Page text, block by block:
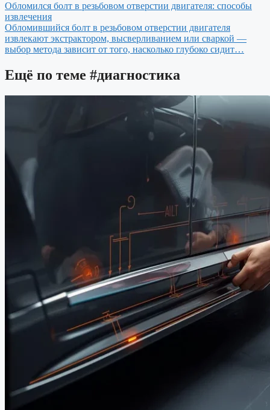
Обломился болт в резьбовом отверстии двигателя: способы
извлечения
Обломившийся болт в резьбовом отверстии двигателя
извлекают экстрактором, высверливанием или сваркой —
выбор метода зависит от того, насколько глубоко сидит…
Ещё по теме #диагностика